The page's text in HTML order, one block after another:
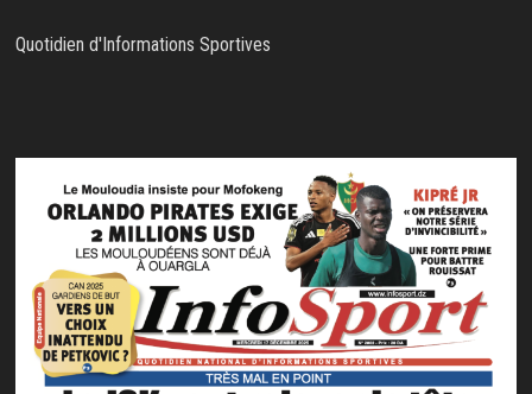
Quotidien d'Informations Sportives